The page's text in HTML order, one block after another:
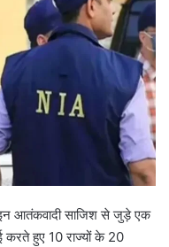
आतंकवादी साजिश से जुड़े एक
करते हुए 10 राज्यों के 20